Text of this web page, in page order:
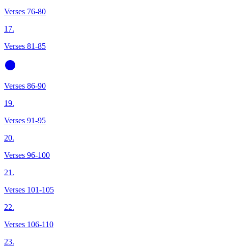
Verses 76-80
17.
Verses 81-85
Verses 86-90
19.
Verses 91-95
20.
Verses 96-100
21.
Verses 101-105
22.
Verses 106-110
23.